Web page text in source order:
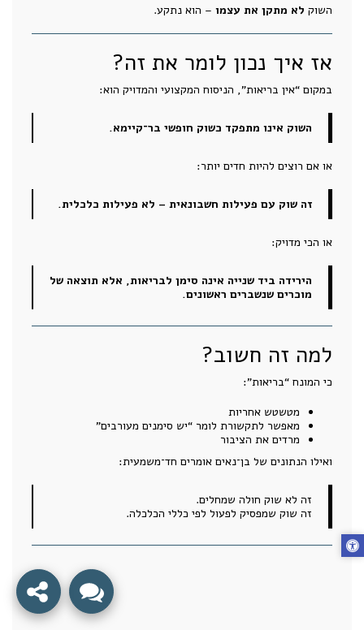
השוק לא מתקן את עצמו – הוא נתקע.
אז איך נכון לומר את זה?
במקום “אין בריאות”, הניסוח המקצועי והמדויק הוא:
השוק אינו מתפקד כשוק חופשי בר־קיימא.
או אם רוצים להיות חדים יותר:
זה שוק עם פעילות חשבונאית – לא פעילות כלכלית.
או הכי מדויק:
הירידה ביד שנייה אינה סימן לבריאות, אלא תוצאה של
מוכרים שנשברים ראשונים.
למה זה חשוב?
כי המונח “בריאות”:
מטשטש אחריות
מאפשר לתקשורת לומר “יש סימנים מעורבים”
מרדים את הציבור
ואילו הנתונים של בן־נאים אומרים חד־משמעית:
זה לא שוק חולה שמחלים.
זה שוק שמפסיק לפעול לפי כללי הכלכלה.